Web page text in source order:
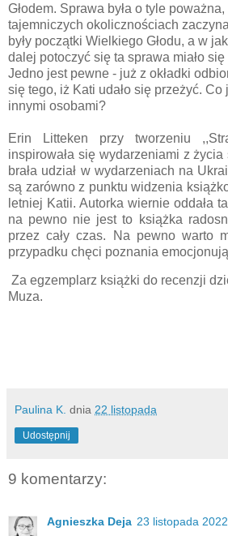
Głodem. Sprawa była o tyle
tajemniczych okolicznościach
były początki Wielkiego Głodu, a w
dalej potoczyć się ta sprawa miało
Jedno jest pewne - już z okładki
się tego, iż Kati udało się przeżyć. Co
innymi osobami?
Erin Litteken przy tworzeniu
inspirowała się wydarzeniami z
brała udział w wydarzeniach na
są zarówno z punktu widzenia
letniej Katii. Autorka wiernie oddała
na pewno nie jest to książka
przez cały czas. Na pewno warto
przypadku chęci poznania
Za egzemplarz książki do recenzji
Muza.
Paulina K. dnia 22 listopada
Udostępnij
9 komentarzy:
Agnieszka Deja 23 listopada